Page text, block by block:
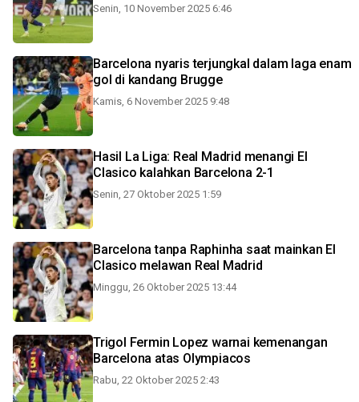
Senin, 10 November 2025 6:46
Barcelona nyaris terjungkal dalam laga enam
gol di kandang Brugge
Kamis, 6 November 2025 9:48
Hasil La Liga: Real Madrid menangi El
Clasico kalahkan Barcelona 2-1
Senin, 27 Oktober 2025 1:59
Barcelona tanpa Raphinha saat mainkan El
Clasico melawan Real Madrid
Minggu, 26 Oktober 2025 13:44
Trigol Fermin Lopez warnai kemenangan
Barcelona atas Olympiacos
Rabu, 22 Oktober 2025 2:43